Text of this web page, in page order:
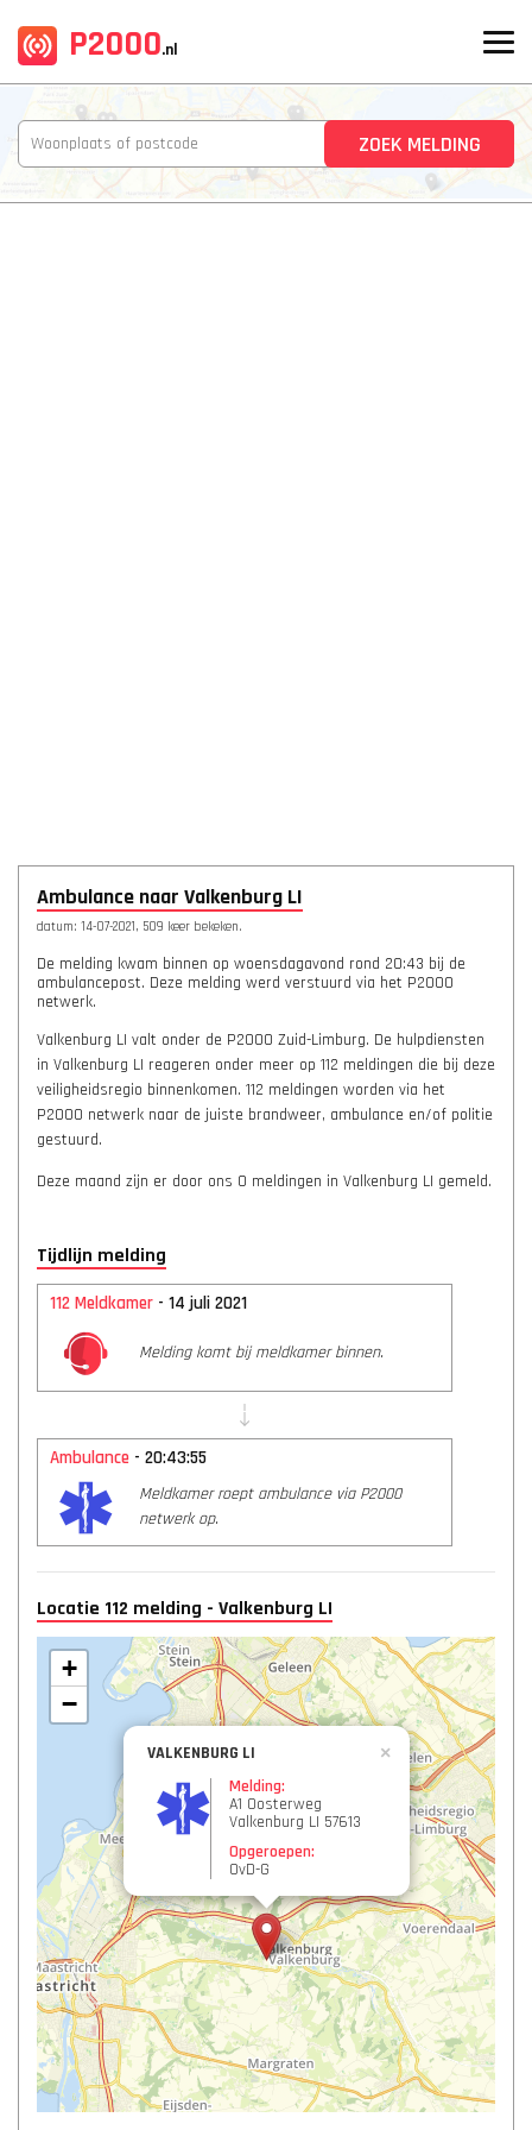
P2000.nl
Ambulance naar Valkenburg LI
datum: 14-07-2021, 509 keer bekeken.
De melding kwam binnen op woensdagavond rond 20:43 bij de
ambulancepost. Deze melding werd verstuurd via het P2000
netwerk.
Valkenburg LI valt onder de P2000 Zuid-Limburg. De hulpdiensten
in Valkenburg LI reageren onder meer op 112 meldingen die bij deze
veiligheidsregio binnenkomen. 112 meldingen worden via het
P2000 netwerk naar de juiste brandweer, ambulance en/of politie
gestuurd.
Deze maand zijn er door ons 0 meldingen in Valkenburg LI gemeld.
Tijdlijn melding
112 Meldkamer - 14 juli 2021
Melding komt bij meldkamer binnen.
Ambulance - 20:43:55
Meldkamer roept ambulance via P2000
netwerk op.
Locatie 112 melding - Valkenburg LI
VALKENBURG LI
Melding:
A1 Oosterweg
Valkenburg LI 57613
Opgeroepen:
OvD-G
×
+
−